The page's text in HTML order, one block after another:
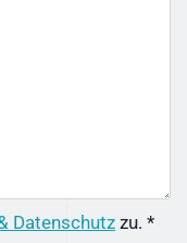
Datenschutzzu. *